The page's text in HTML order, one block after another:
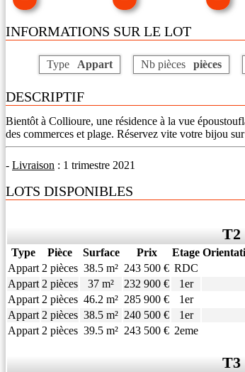
INFORMATIONS SUR LE LOT
Type Appart Nb pièces pièces
DESCRIPTIF
Bientôt à Collioure, une résidence à la vue
des commerces et plage. Réservez vite votre bijou
- Livraison : 1 trimestre 2021
LOTS DISPONIBLES
T2
Type Pièce Surface Prix Etage
Appart 2 pièces 38.5 m² 243 500 € RDC
Appart 2 pièces 37 m² 232 900 € 1er
Appart 2 pièces 46.2 m² 285 900 € 1er
Appart 2 pièces 38.5 m² 240 500 € 1er
Appart 2 pièces 39.5 m² 243 500 € 2eme
T3